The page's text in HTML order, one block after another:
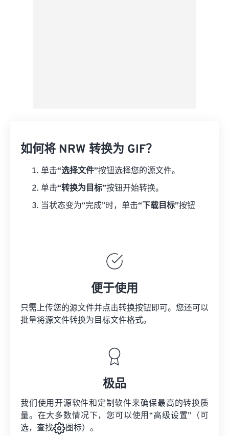
如何将 NRW 转换为 GIF？
单击“选择文件”按钮选择您的源文件。
单击“转换为目标”按钮开始转换。
当状态变为“完成”时，单击“下载目标”按钮
便于使用
只需上传您的源文件并点击转换按钮即可。您还可以
批量将源文件转换为目标文件格式。
极品
我们使用开源软件和定制软件来确保最高的转换质
量。在大多数情况下，您可以使用“高级设置”（可
选，查找
图标）。